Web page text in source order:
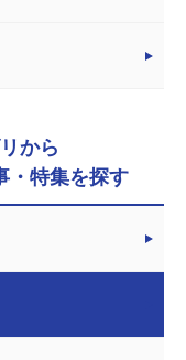
から
・特集を探す